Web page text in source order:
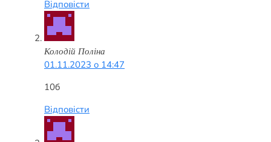
Відповісти
Колодій Поліна
01.11.2023 о 14:47
10б
Відповісти